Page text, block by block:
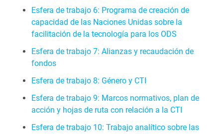
Esfera de trabajo 6: Programa de creación de
capacidad de las Naciones Unidas sobre la
facilitación de la tecnología para los ODS
Esfera de trabajo 7: Alianzas y recaudación de
fondos
Esfera de trabajo 8: Género y CTI
Esfera de trabajo 9: Marcos normativos, plan de
acción y hojas de ruta con relación a la CTI
Esfera de trabajo 10: Trabajo analítico sobre las